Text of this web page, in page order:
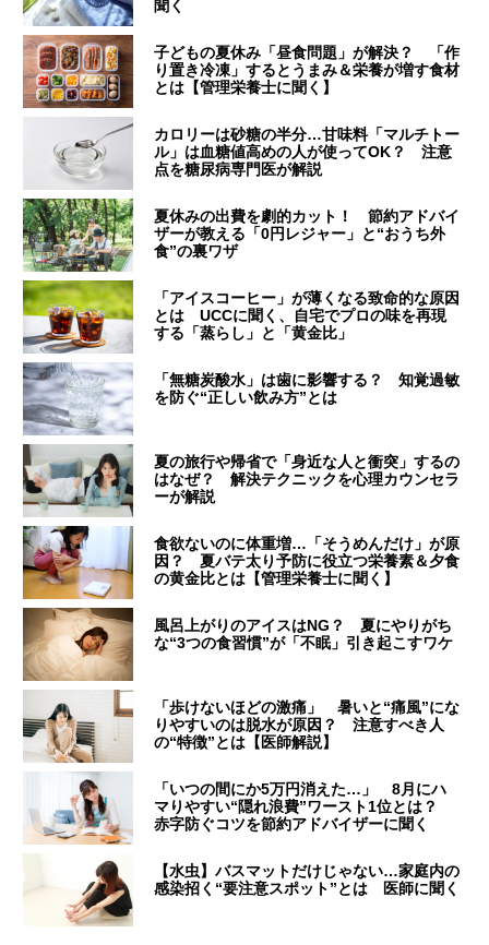
聞く
子どもの夏休み「昼食問題」が解決？ 「作
り置き冷凍」するとうまみ＆栄養が増す食材
とは【管理栄養士に聞く】
カロリーは砂糖の半分…甘味料「マルチトー
ル」は血糖値高めの人が使ってOK？ 注意
点を糖尿病専門医が解説
夏休みの出費を劇的カット！ 節約アドバイ
ザーが教える「0円レジャー」と“おうち外
食”の裏ワザ
「アイスコーヒー」が薄くなる致命的な原因
とは UCCに聞く、自宅でプロの味を再現
する「蒸らし」と「黄金比」
「無糖炭酸水」は歯に影響する？ 知覚過敏
を防ぐ“正しい飲み方”とは
夏の旅行や帰省で「身近な人と衝突」するの
はなぜ？ 解決テクニックを心理カウンセラ
ーが解説
食欲ないのに体重増…「そうめんだけ」が原
因？ 夏バテ太り予防に役立つ栄養素＆夕食
の黄金比とは【管理栄養士に聞く】
風呂上がりのアイスはNG？ 夏にやりがち
な“3つの食習慣”が「不眠」引き起こすワケ
「歩けないほどの激痛」 暑いと“痛風”にな
りやすいのは脱水が原因？ 注意すべき人
の“特徴”とは【医師解説】
「いつの間にか5万円消えた…」 8月にハ
マりやすい“隠れ浪費”ワースト1位とは？
赤字防ぐコツを節約アドバイザーに聞く
【水虫】バスマットだけじゃない…家庭内の
感染招く“要注意スポット”とは 医師に聞く